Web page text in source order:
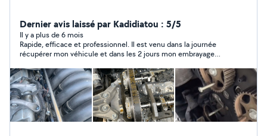
Dernier avis laissé par Kadidiatou : 5/5
Il y a plus de 6 mois
Rapide, efficace et professionnel. Il est venu dans la journée
récupérer mon véhicule et dans les 2 jours mon embrayage
Grand merci !!